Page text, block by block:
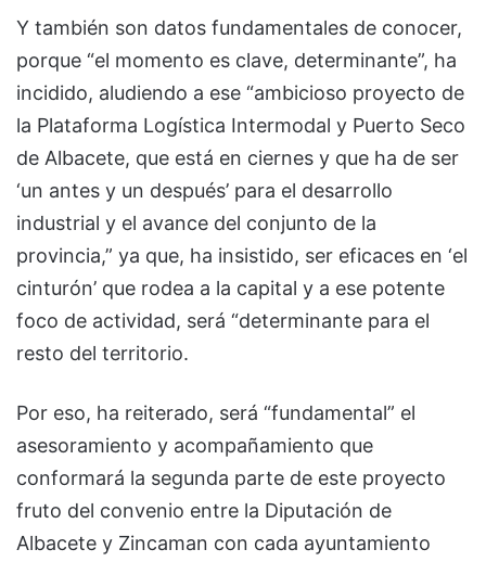
Y también son datos fundamentales de conocer,
porque “el momento es clave, determinante”, ha
incidido, aludiendo a ese “ambicioso proyecto de
la Plataforma Logística Intermodal y Puerto Seco
de Albacete, que está en ciernes y que ha de ser
‘un antes y un después’ para el desarrollo
industrial y el avance del conjunto de la
provincia,” ya que, ha insistido, ser eficaces en ‘el
cinturón’ que rodea a la capital y a ese potente
foco de actividad, será “determinante para el
resto del territorio.
Por eso, ha reiterado, será “fundamental” el
asesoramiento y acompañamiento que
conformará la segunda parte de este proyecto
fruto del convenio entre la Diputación de
Albacete y Zincaman con cada ayuntamiento